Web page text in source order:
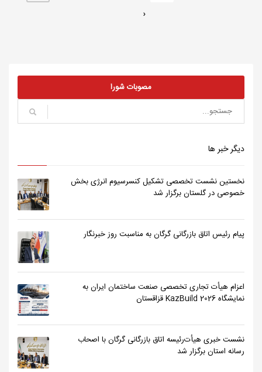
›
مصوبات شورا
دیگر خبر ها
نخستین نشست تخصصی تشکیل کنسرسیوم انرژی بخش
خصوصی در گلستان برگزار شد
پیام رئیس اتاق بازرگانی گرگان به مناسبت روز خبرنگار
اعزام هیأت تجاری تخصصی صنعت ساختمان ایران به
نمایشگاه KazBuild 2026 قزاقستان
نشست خبری هیأت‌رئیسه اتاق بازرگانی گرگان با اصحاب
رسانه استان برگزار شد